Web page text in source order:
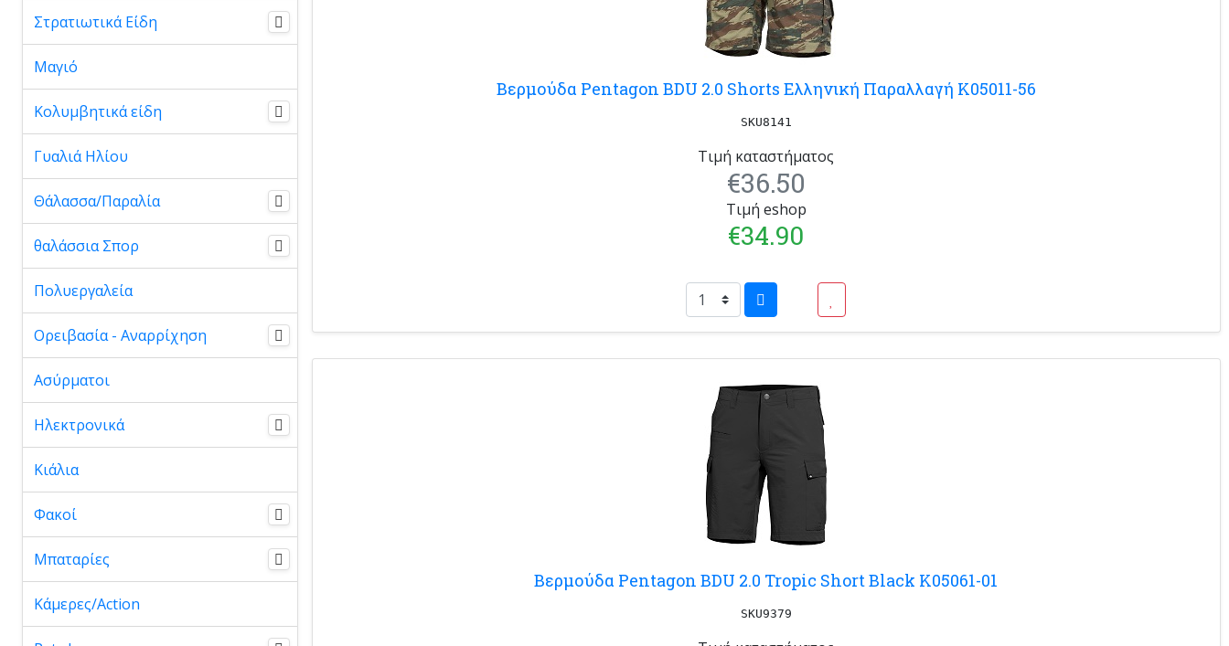
Βερμούδα Pentagon BDU 2.0 Shorts Ελληνική Παραλλαγή K05011-56
SKU8141
Τιμή καταστήματος
€36.50
Τιμή eshop
€34.90
Βερμούδα Pentagon BDU 2.0 Tropic Short Black K05061-01
SKU9379
Στρατιωτικά Είδη
Μαγιό
Κολυμβητικά είδη
Γυαλιά Ηλίου
Θάλασσα/Παραλία
θαλάσσια Σπορ
Πολυεργαλεία
Ορειβασία - Αναρρίχηση
Ασύρματοι
Ηλεκτρονικά
Κιάλια
Φακοί
Μπαταρίες
Κάμερες/Action